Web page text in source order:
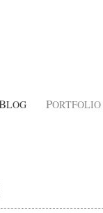
LOG PORTFOLIO